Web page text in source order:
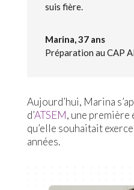
suis fière.
Marina, 37 ans
Préparation au CAP
Aujourd’hui, Marina
d’ATSEM, une première
qu’elle souhaitait
années.